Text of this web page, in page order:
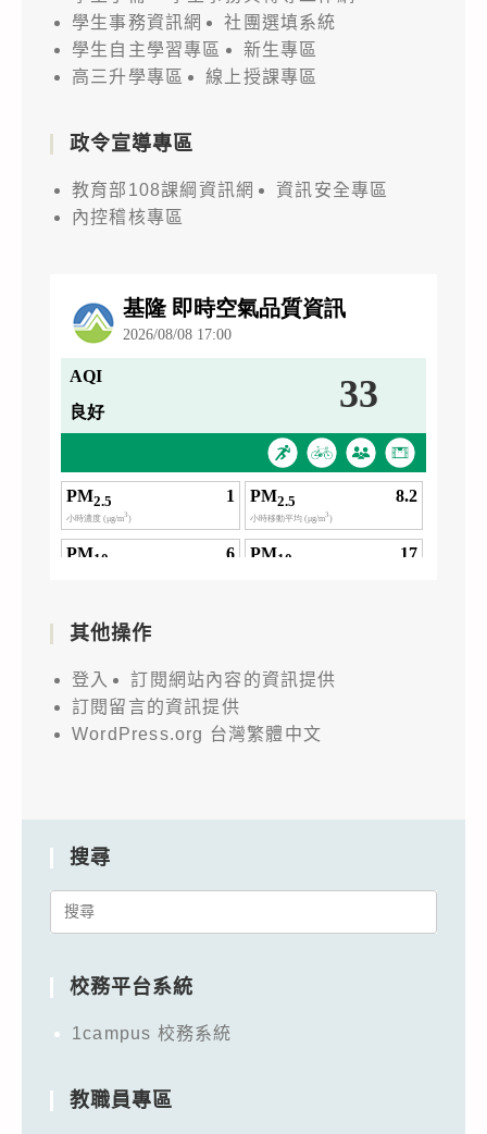
學生事務資訊網
社團選填系統
學生自主學習專區
新生專區
高三升學專區
線上授課專區
政令宣導專區
教育部108課綱資訊網
資訊安全專區
內控稽核專區
其他操作
登入
訂閱網站內容的資訊提供
訂閱留言的資訊提供
WordPress.org 台灣繁體中文
搜尋
Search
校務平台系統
1campus 校務系統
教職員專區